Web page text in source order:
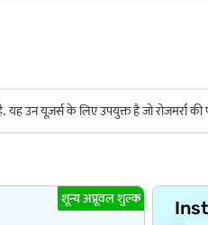
उन यूज़र्स के लिए उपयुक्त है जो रोजमर्रा
शून्य अप्रूवल शुल्क